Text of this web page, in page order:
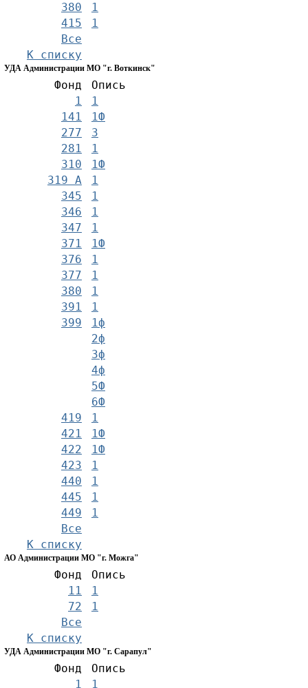
380
1
415
1
Все
К списку
УДА Администрации МО "г. Воткинск"
Фонд
Опись
1
1
141
1Ф
277
3
281
1
310
1Ф
319 А
1
345
1
346
1
347
1
371
1Ф
376
1
377
1
380
1
391
1
399
1ф
2ф
3ф
4ф
5Ф
6Ф
419
1
421
1Ф
422
1Ф
423
1
440
1
445
1
449
1
Все
К списку
АО Администрации МО "г. Можга"
Фонд
Опись
11
1
72
1
Все
К списку
УДА Администрации МО "г. Сарапул"
Фонд
Опись
1
1